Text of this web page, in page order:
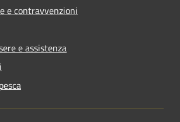
e contravvenzioni
e assistenza